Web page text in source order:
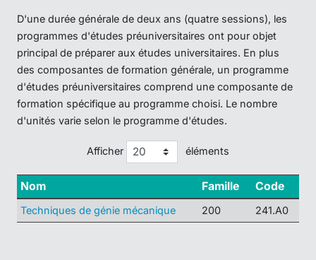
D'une durée générale de deux ans (quatre sessions), les
programmes d'études préuniversitaires ont pour objet
principal de préparer aux études universitaires. En plus
des composantes de formation générale, un programme
d'études préuniversitaires comprend une composante de
formation spécifique au programme choisi. Le nombre
d'unités varie selon le programme d'études.
Afficher éléments
Nom Famille Code
Techniques de génie mécanique 200 241.A0